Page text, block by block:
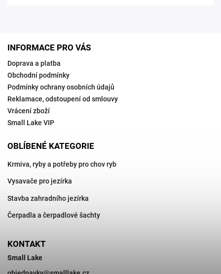
INFORMACE PRO VÁS
Doprava a platba
Obchodní podmínky
Podmínky ochrany osobních údajů
Reklamace, odstoupení od smlouvy
Vrácení zboží
Small Lake VIP
OBLÍBENÉ KATEGORIE
Krmiva, ryby a potřeby pro chov ryb
Vysavače pro jezírka
Stavba zahradního jezírka
Čerpadla a čerpadlové šachty
KONTAKT
Small Lake